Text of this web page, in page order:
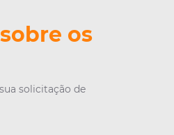
os
solicitação de